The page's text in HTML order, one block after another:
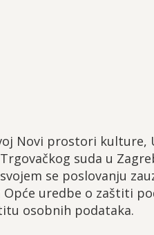
Novi prostori kulture,
suda u
se poslovanju
uredbe o zaštiti
osobnih podataka.